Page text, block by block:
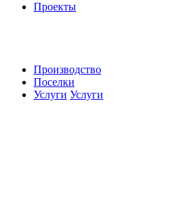
Проекты
Производство
Поселки
Услуги Услуги